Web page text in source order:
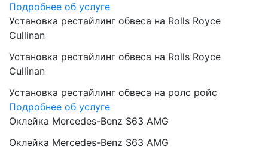
Подробнее об услуге
Установка рестайлинг обвеса на Rolls Royce
Cullinan
Установка рестайлинг обвеса на Rolls Royce
Cullinan
Установка рестайлинг обвеса на ролс ройс
Подробнее об услуге
Оклейка Mercedes-Benz S63 AMG
Оклейка Mercedes-Benz S63 AMG